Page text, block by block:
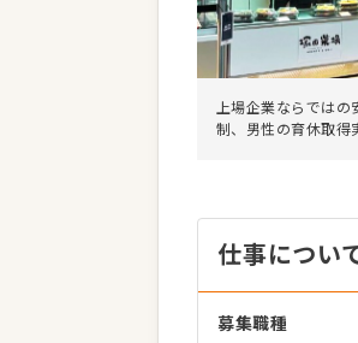
上場企業ならではの
制、男性の育休取得
仕事につい
募集職種